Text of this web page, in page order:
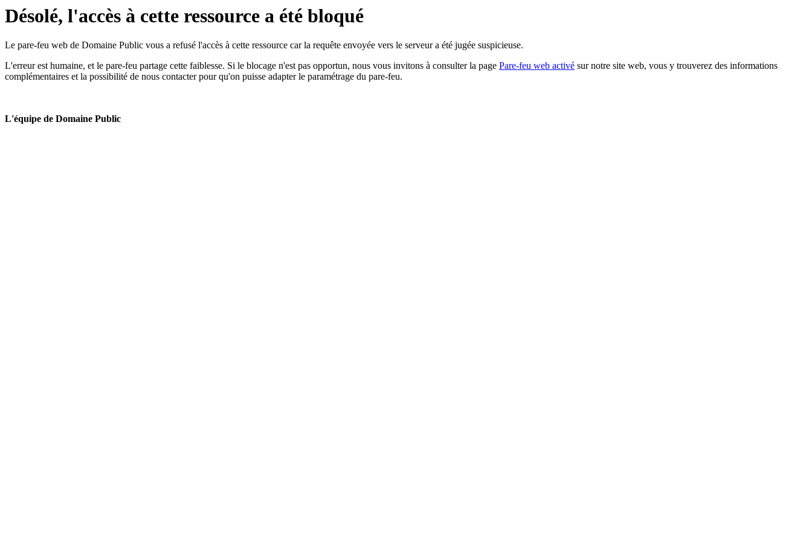
Désolé, l'accès à cette ressource a été bloqué
Le pare-feu web de Domaine Public vous a refusé l'accès à cette ressource car la requête envoyée vers le serveur a été jugée suspicieuse.
L'erreur est humaine, et le pare-feu partage cette faiblesse. Si le blocage n'est pas opportun, nous vous invitons à consulter la page Pare-feu web activé sur notre site web, vous y trouverez des informations
complémentaires et la possibilité de nous contacter pour qu'on puisse adapter le paramétrage du pare-feu.
L'équipe de Domaine Public